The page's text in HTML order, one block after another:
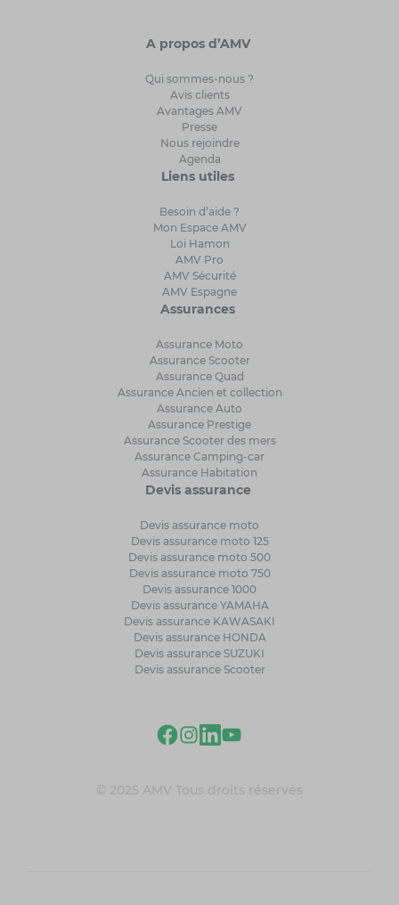
A propos d’AMV
Qui sommes-nous ?
Avis clients
Avantages AMV
Presse
Nous rejoindre
Agenda
Liens utiles
Besoin d’aide ?
Mon Espace AMV
Loi Hamon
AMV Pro
AMV Sécurité
AMV Espagne
Assurances
Assurance Moto
Assurance Scooter
Assurance Quad
Assurance Ancien et collection
Assurance Auto
Assurance Prestige
Assurance Scooter des mers
Assurance Camping-car
Assurance Habitation
Devis assurance
Devis assurance moto
Devis assurance moto 125
Devis assurance moto 500
Devis assurance moto 750
Devis assurance 1000
Devis assurance YAMAHA
Devis assurance KAWASAKI
Devis assurance HONDA
Devis assurance SUZUKI
Devis assurance Scooter
© 2025 AMV Tous droits réservés